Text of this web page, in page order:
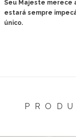
Seu Majeste merece
estará sempre
único.